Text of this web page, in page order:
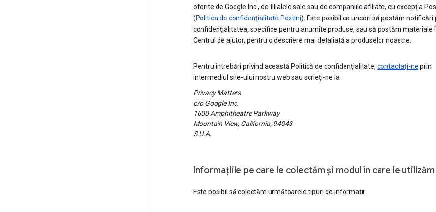
oferite de Google Inc., de filialele sale sau de companiile afiliate, cu excepţia
(Politica de confidenţialitate Postini). Este posibil ca uneori să postăm notificări
confidenţialitatea, specifice pentru anumite produse, sau să postăm materiale
Centrul de ajutor, pentru o descriere mai detaliată a produselor noastre.
Pentru întrebări privind această Politică de confidenţialitate, contactaţi-ne prin
intermediul site-ului nostru web sau scrieţi-ne la
Privacy Matters
c/o Google Inc.
1600 Amphitheatre Parkway
Mountain View, California, 94043
S.U.A.
Informaţiile pe care le colectăm şi modul în care le utilizăm
Este posibil să colectăm următoarele tipuri de informaţii: